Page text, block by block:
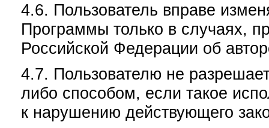
4.6. Пользователь вправе
Программы только в случаях,
Российской Федерации об
4.7. Пользователю не
либо способом, если такое
к нарушению действующего